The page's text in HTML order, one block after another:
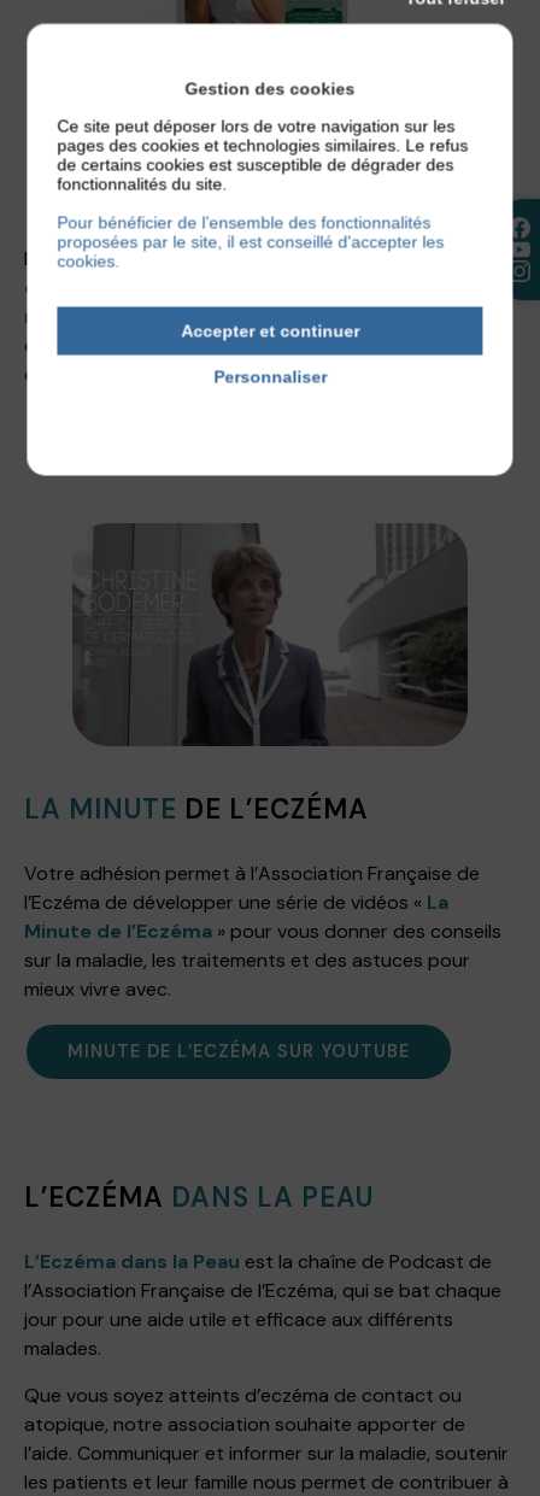
Le magazine aborde également
toute l’actualité
concernant la maladie
mieux vivre avec son eczéma
des interviews, des reportages, mais aussi des recettes
de cuisine adaptées.
LA MINUTE DE L’ECZÉMA
Votre adhésion permet à l’Association Française de
l’Eczéma de développer une série de vidéos « La
Minute de l’Eczéma » pour vous donner des conseils
sur la maladie, les traitements et des astuces pour
mieux vivre avec.
MINUTE DE L’ECZÉMA SUR YOUTUBE
L’ECZÉMA DANS LA PEAU
L’Eczéma dans la Peau est la chaîne de Podcast de
l’Association Française de l’Eczéma, qui se bat chaque
jour pour une aide utile et efficace aux différents
malades.
Que vous soyez atteints d’eczéma de contact ou
atopique, notre association souhaite apporter de
l’aide. Communiquer et informer sur la maladie, soutenir
les patients et leur famille nous permet de contribuer à
Gestion des cookies
Ce site peut déposer lors de votre navigation sur les
pages des cookies et technologies similaires. Le refus
de certains cookies est susceptible de dégrader des
fonctionnalités du site.
Pour bénéficier de l’ensemble des fonctionnalités
proposées par le site, il est conseillé d'accepter les
cookies.
Accepter et continuer
Personnaliser